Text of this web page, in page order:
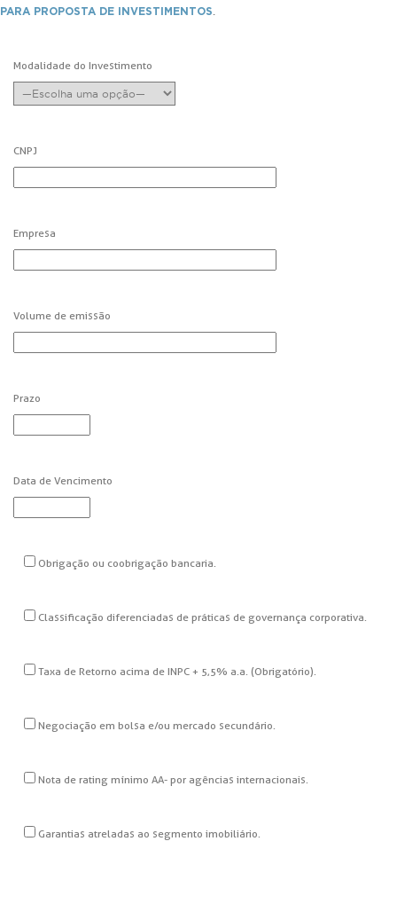
PARA PROPOSTA DE INVESTIMENTOS
Modalidade do Investimento
CNPJ
Empresa
Volume de emissão
Prazo
Data de Vencimento
Obrigação ou coobrigação bancaria.
Classificação diferenciadas de práticas de governança corporativa.
Taxa de Retorno acima de INPC + 5,5% a.a. (Obrigatório).
Negociação em bolsa e/ou mercado secundário.
Nota de rating mínimo AA- por agências internacionais.
Garantias atreladas ao segmento imobiliário.